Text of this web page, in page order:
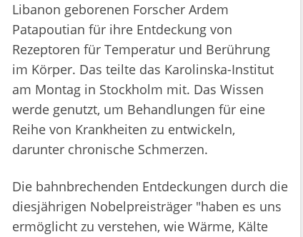
Libanon geborenen Forscher Ardem
Patapoutian für ihre Entdeckung von
Rezeptoren für Temperatur und Berührung
im Körper. Das teilte das Karolinska-Institut
am Montag in Stockholm mit. Das Wissen
werde genutzt, um Behandlungen für eine
Reihe von Krankheiten zu entwickeln,
darunter chronische Schmerzen.
Die bahnbrechenden Entdeckungen durch die
diesjährigen Nobelpreisträger "haben es uns
ermöglicht zu verstehen, wie Wärme, Kälte